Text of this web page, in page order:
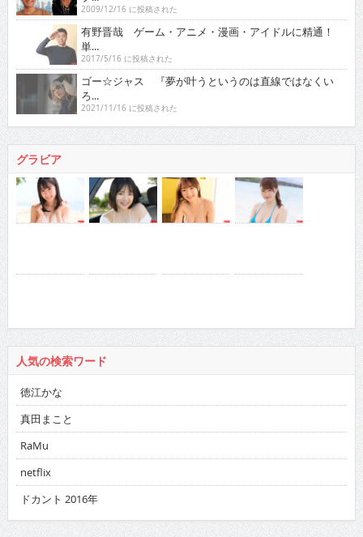
2009/12/16 に投稿された
有野晋哉 ゲーム・アニメ・漫画・アイドルに精通！
単...
2017/5/16 に投稿された
ゴー☆ジャス 『夢が叶うというのは直線ではなくい
ろ...
2021/11/16 に投稿された
グラビア
人気の検索ワード
徳江かな
真田まこと
RaMu
netflix
ドカント 2016年